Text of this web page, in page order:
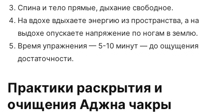
Спина и тело прямые, дыхание свободное.
На вдохе вдыхаете энергию из пространства, а на
выдохе опускаете напряжение по ногам в землю.
Время упражнения — 5-10 минут — до ощущения
достаточности.
Практики раскрытия и
очищения Аджна чакры